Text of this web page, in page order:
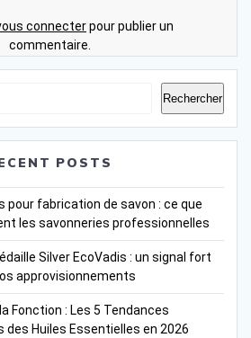
connecterpour publier un
commentaire.
Rechercher
POSTS
pour fabrication de savon : ce que
les savonneries professionnelles
Silver EcoVadis : un signal fort
approvisionnements
Fonction : Les 5 Tendances
des Huiles Essentielles en 2026